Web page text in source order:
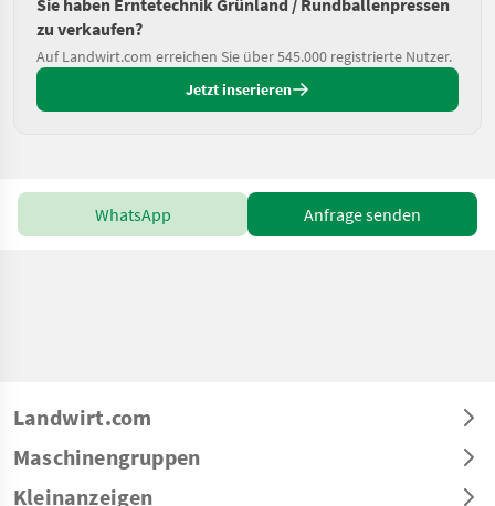
Sie haben Erntetechnik Grünland / Rundballenpressen
zu verkaufen?
Auf Landwirt.com erreichen Sie über 545.000 registrierte Nutzer.
Jetzt inserieren
WhatsApp Anfrage senden
Landwirt.com
Maschinengruppen
Kleinanzeigen